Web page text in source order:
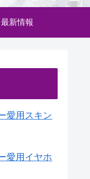
最新情報
愛用スキン
愛用イヤホ